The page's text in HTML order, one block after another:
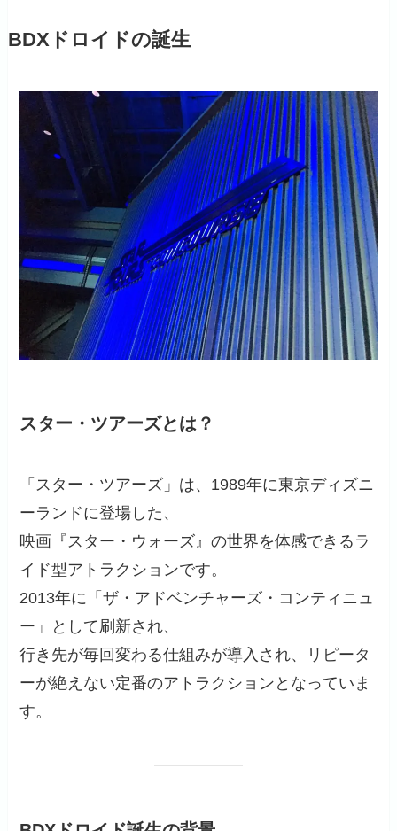
BDXドロイドの誕生
スター・ツアーズとは？
「スター・ツアーズ」は、1989年に東京ディズニ
ーランドに登場した、
映画『スター・ウォーズ』の世界を体感できるラ
イド型アトラクションです。
2013年に「ザ・アドベンチャーズ・コンティニュ
ー」として刷新され、
行き先が毎回変わる仕組みが導入され、リピータ
ーが絶えない定番のアトラクションとなっていま
す。